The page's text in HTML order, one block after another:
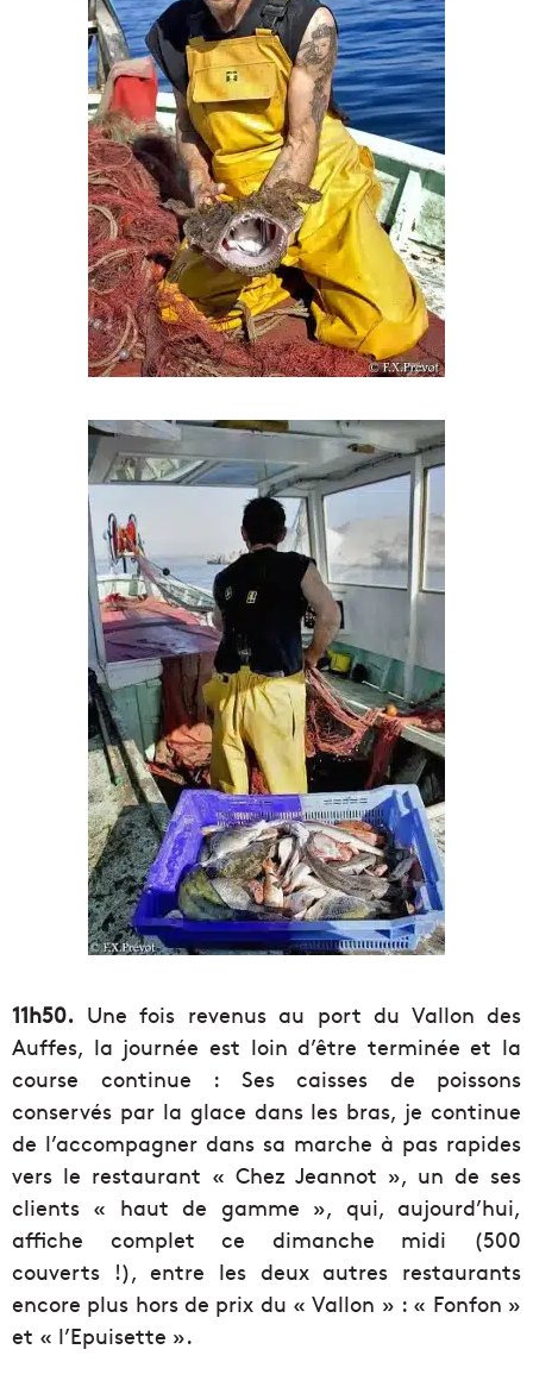
11h50. Une fois revenus au port du Vallon des
Auffes, la journée est loin d’être terminée et la
course continue : Ses caisses de poissons
conservés par la glace dans les bras, je continue
de l’accompagner dans sa marche à pas rapides
vers le restaurant « Chez Jeannot », un de ses
clients « haut de gamme », qui, aujourd’hui,
affiche complet ce dimanche midi (500
couverts !), entre les deux autres restaurants
encore plus hors de prix du « Vallon » : « Fonfon »
et « l’Epuisette ».